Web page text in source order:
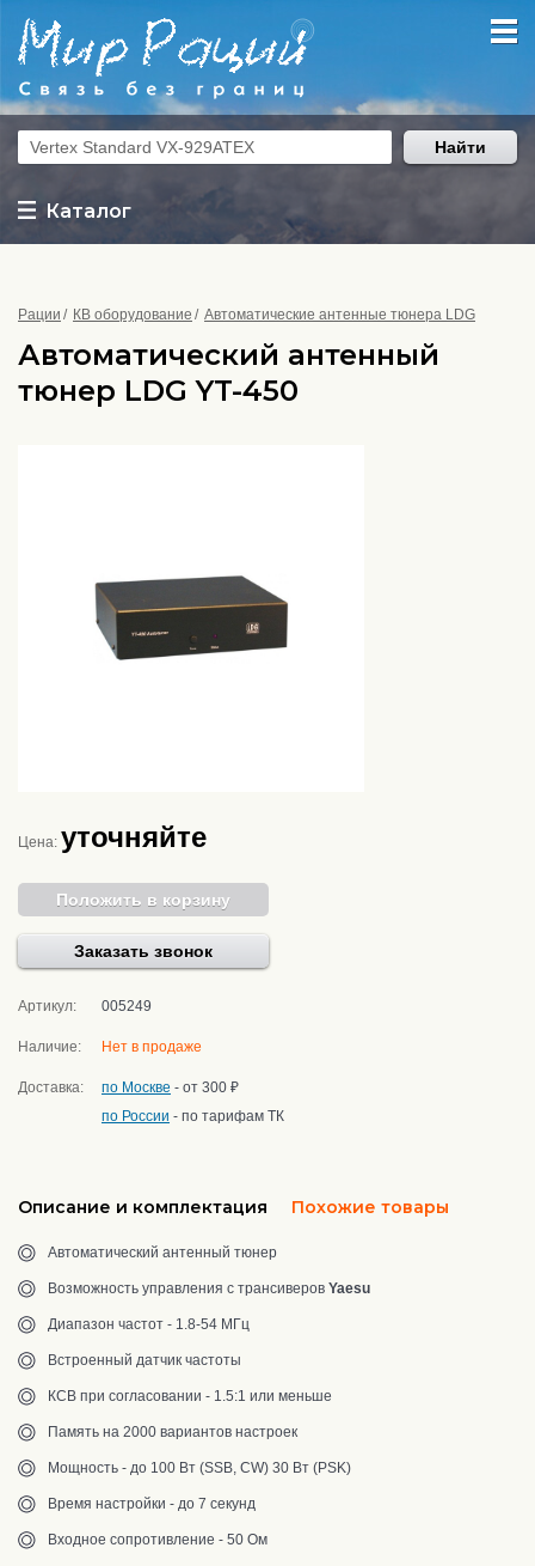
Каталог
Найти
Рации КВ оборудование Автоматические антенные тюнера LDG
Автоматический антенный
тюнер LDG YT-450
Цена: уточняйте
Положить в корзину
Заказать звонок
Артикул: 005249
Наличие: Нет в продаже
Доставка: по Москве - от 300 ₽
по России - по тарифам ТК
Описание и комплектация Похожие товары
Автоматический антенный тюнер
Возможность управления с трансиверов Yaesu
Диапазон частот - 1.8-54 МГц
Встроенный датчик частоты
КСВ при согласовании - 1.5:1 или меньше
Память на 2000 вариантов настроек
Мощность - до 100 Вт (SSB, CW) 30 Вт (PSK)
Время настройки - до 7 секунд
Входное сопротивление - 50 Ом